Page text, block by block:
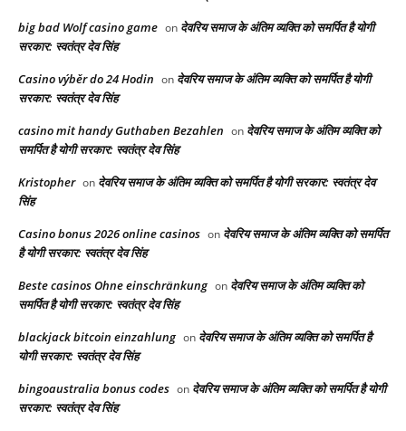
big bad Wolf casino game on देवरिय समाज के अंतिम व्यक्ति को समर्पित है योगी
सरकार: स्वतंत्र देव सिंह
Casino výběr do 24 Hodin on देवरिय समाज के अंतिम व्यक्ति को समर्पित है योगी
सरकार: स्वतंत्र देव सिंह
casino mit handy Guthaben Bezahlen on देवरिय समाज के अंतिम व्यक्ति को
समर्पित है योगी सरकार: स्वतंत्र देव सिंह
Kristopher on देवरिय समाज के अंतिम व्यक्ति को समर्पित है योगी सरकार: स्वतंत्र देव
सिंह
Casino bonus 2026 online casinos on देवरिय समाज के अंतिम व्यक्ति को समर्पित
है योगी सरकार: स्वतंत्र देव सिंह
Beste casinos Ohne einschränkung on देवरिय समाज के अंतिम व्यक्ति को
समर्पित है योगी सरकार: स्वतंत्र देव सिंह
blackjack bitcoin einzahlung on देवरिय समाज के अंतिम व्यक्ति को समर्पित है
योगी सरकार: स्वतंत्र देव सिंह
bingoaustralia bonus codes on देवरिय समाज के अंतिम व्यक्ति को समर्पित है योगी
सरकार: स्वतंत्र देव सिंह